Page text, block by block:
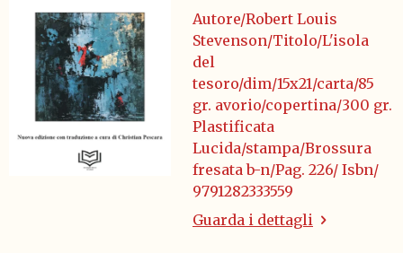
Autore/Robert Louis
Stevenson/Titolo/L'isola
del
tesoro/dim/15x21/carta/85
gr. avorio/copertina/300 gr.
Plastificata
Lucida/stampa/Brossura
fresata b-n/Pag. 226/ Isbn/
9791282333559
Guarda i dettagli